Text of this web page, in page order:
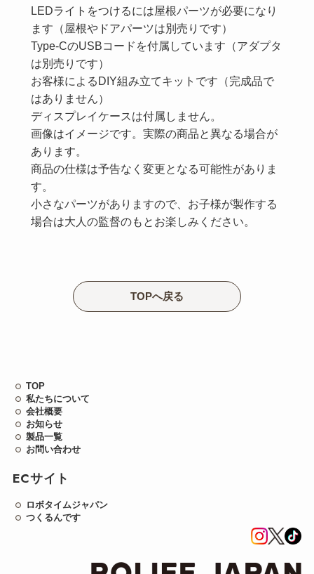
LEDライトをつけるには屋根パーツが必要になり
ます（屋根やドアパーツは別売りです）
Type-CのUSBコードを付属しています（アダプタ
は別売りです）
お客様によるDIY組み立てキットです（完成品で
はありません）
ディスプレイケースは付属しません。
画像はイメージです。実際の商品と異なる場合が
あります。
商品の仕様は予告なく変更となる可能性がありま
す。
小さなパーツがありますので、お子様が製作する
場合は大人の監督のもとお楽しみください。
TOPへ戻る
TOP
私たちについて
会社概要
お知らせ
製品一覧
お問い合わせ
ECサイト
ロボタイムジャパン
つくるんです